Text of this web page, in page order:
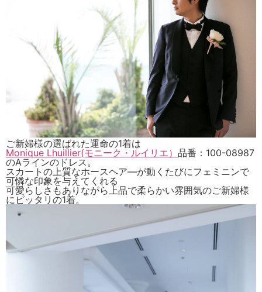
ご新婦様の選ばれた運命の1着は
Monique Lhuillier(モニーク・ルイリエ） 品番：100-08987
のAラインのドレス。
スカートの上質なホースヘア―が動くたびにフェミニンで
可憐な印象を与えてくれる
可愛らしさもありながら上品で柔らかい雰囲気のご新婦様
にピッタリの1着。